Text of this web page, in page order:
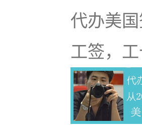
代办美
工签，